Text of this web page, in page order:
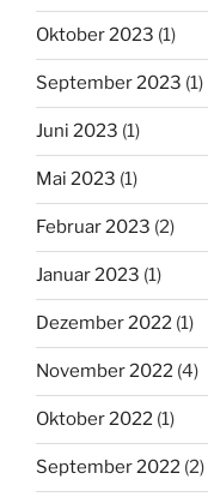
Oktober 2023 (1)
September 2023 (1)
Juni 2023 (1)
Mai 2023 (1)
Februar 2023 (2)
Januar 2023 (1)
Dezember 2022 (1)
November 2022 (4)
Oktober 2022 (1)
September 2022 (2)